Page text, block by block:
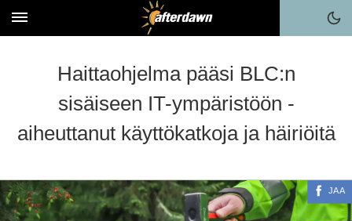
Haittaohjelma pääsi BLC:n
sisäiseen IT-ympäristöön -
aiheuttanut käyttökatkoja ja häiriöitä
JAA